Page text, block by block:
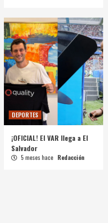
DEPORTES
¡OFICIAL! El VAR llega a El
Salvador
5 meses hace Redacción